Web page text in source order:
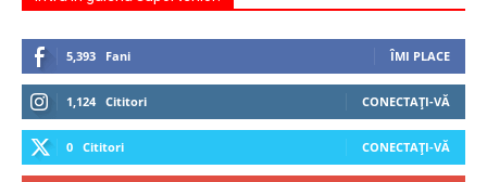
5,393 Fani ÎMI PLACE
1,124 Cititori CONECTAȚI-VĂ
0 Cititori CONECTAȚI-VĂ